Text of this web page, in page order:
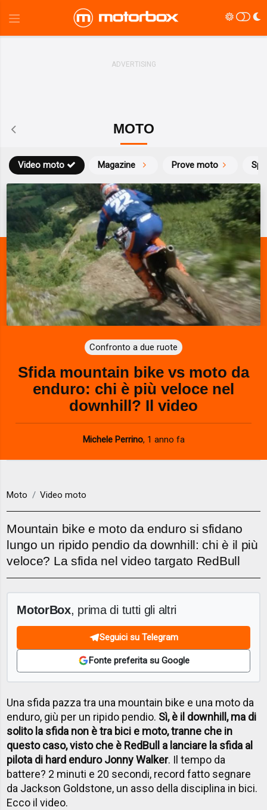
MOTO
Magazine Prove moto
Video moto
Confronto a due ruote
Sfida mountain bike vs moto da
enduro: chi è più veloce nel
downhill? Il video
Michele Perrino, 1 anno fa
Moto Video moto
Mountain bike e moto da enduro si sfidano
lungo un ripido pendio da downhill: chi è il più
veloce? La sfida nel video targato RedBull
MotorBox, prima di tutti gli altri
Seguici su Telegram
Fonte preferita su Google
Una sfida pazza tra una mountain bike e una moto da
enduro, giù per un ripido pendio. Sì, è il downhill, ma di
solito la sfida non è tra bici e moto, tranne che in
questo caso, visto che è RedBull a lanciare la sfida al
pilota di hard enduro Jonny Walker. Il tempo da
battere? 2 minuti e 20 secondi, record fatto segnare
da Jackson Goldstone, un asso della disciplina in bici.
Ecco il video.